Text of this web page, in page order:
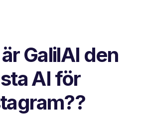
GalilAI den
AI för